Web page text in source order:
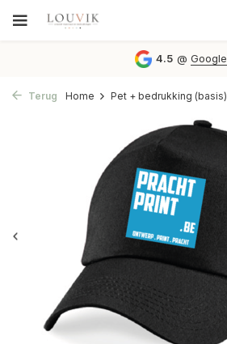
4.5 @Google
Terug Home Pet + bedrukking (basis)